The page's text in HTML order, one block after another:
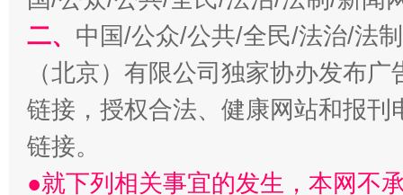
习近平的博鳌关键词
魏明亮
二、 中国/公众/公共/全民/法治/法
（北京）有限公司独家协办发布
链接，授权合法、健康网站和报
链接。
●就下列相关事宜的发生，本网不